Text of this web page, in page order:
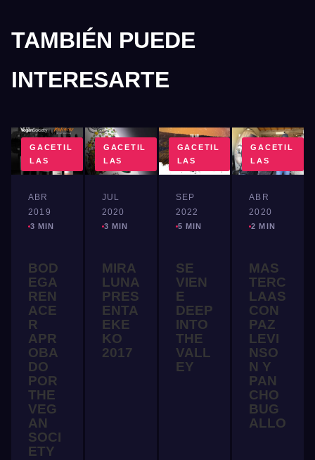
TAMBIÉN PUEDE
INTERESARTE
GACETIL
LAS
ABR
2019
3 MIN
BOD
EGA
REN
ACE
R
APR
OBA
DO
POR
THE
VEG
AN
SOCI
ETY
GACETIL
LAS
JUL
2020
3 MIN
MIRA
LUNA
PRES
ENTA
EKE
KO
2017
GACETIL
LAS
SEP
2022
5 MIN
SE
VIEN
E
DEEP
INTO
THE
VALL
EY
GACETIL
LAS
ABR
2020
2 MIN
MAS
TERC
LAAS
CON
PAZ
LEVI
NSO
N Y
PAN
CHO
BUG
ALLO